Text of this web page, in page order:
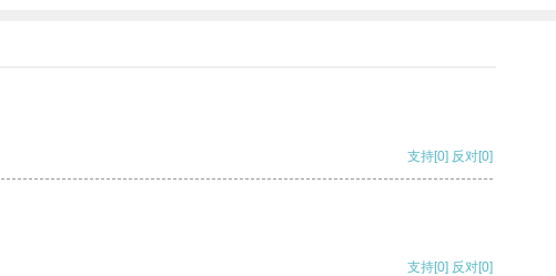
支持[0] 反对[0]
支持[0] 反对[0]